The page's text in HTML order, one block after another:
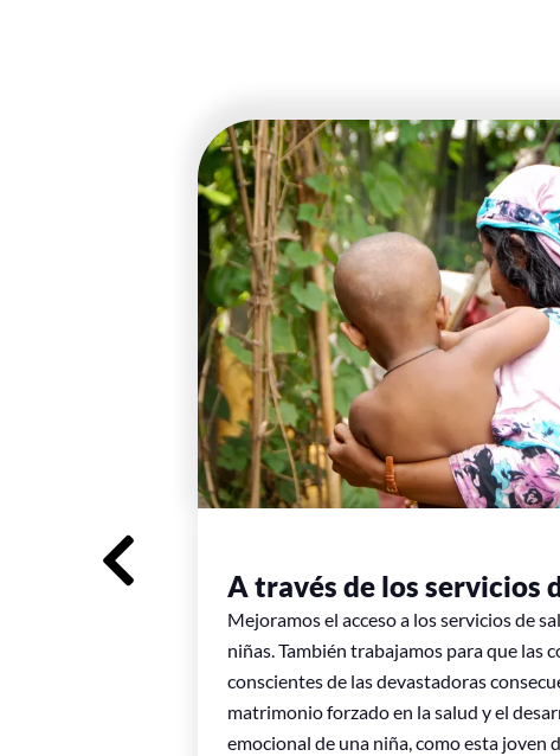
A través de los servicios
Mejoramos el acceso a los servicios de
niñas. También trabajamos para que las
conscientes de las devastadoras
matrimonio forzado en la salud y el
emocional de una niña, como esta joven